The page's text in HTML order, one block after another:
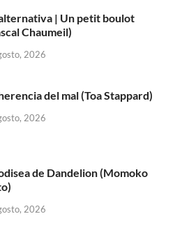
| Un petit boulot
Chaumeil)
2026
del mal (Toa Stappard)
2026
de Dandelion (Momoko
2026